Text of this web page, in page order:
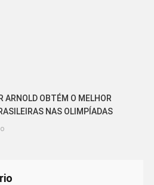
ARNOLD OBTÉM O MELHOR
NAS OLIMPÍADAS